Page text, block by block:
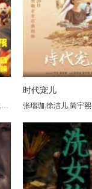
杨天睿,沈瑞娜,郭金豪,钱懿
时代宠儿
张瑞珈 徐洁儿,简宇熙,